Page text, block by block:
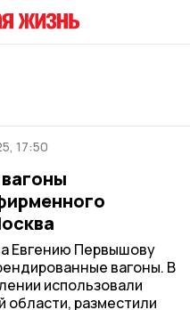
17:50
Евгению Первышову
вагоны. В
использовали
области, разместили